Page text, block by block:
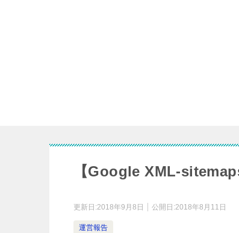
【Google XML-
更新日:2018年9月8日 公開日:2018年8月11日
運営報告